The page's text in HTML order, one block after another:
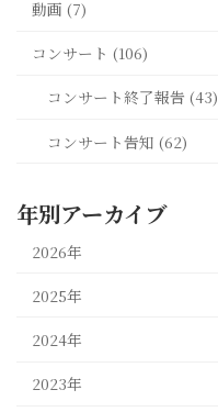
動画 (7)
コンサート (106)
コンサート終了報告 (43)
コンサート告知 (62)
年別アーカイブ
2026年
2025年
2024年
2023年